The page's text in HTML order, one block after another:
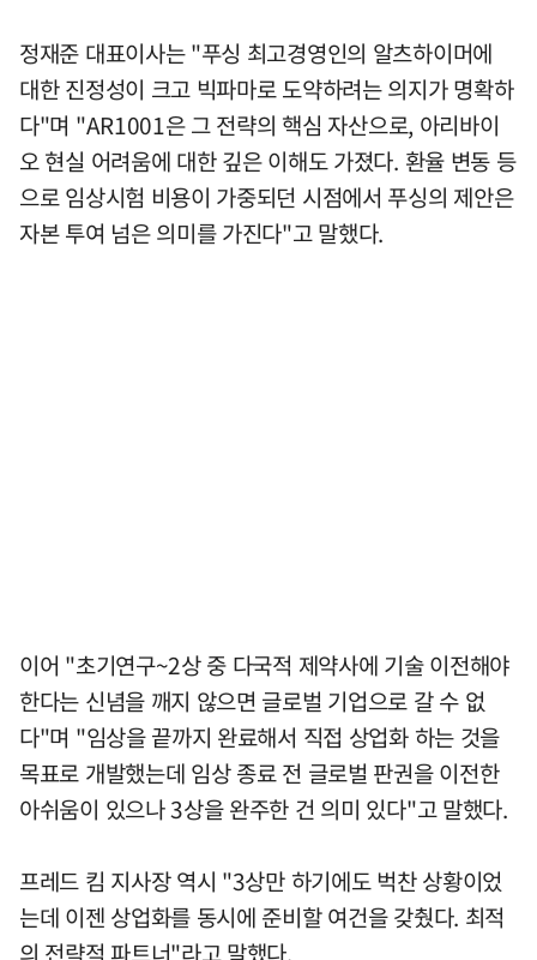
정재준 대표이사는 "푸싱 최고경영인의 알츠하이머에
대한 진정성이 크고 빅파마로 도약하려는 의지가 명확하
다"며 "AR1001은 그 전략의 핵심 자산으로, 아리바이
오 현실 어려움에 대한 깊은 이해도 가졌다. 환율 변동 등
으로 임상시험 비용이 가중되던 시점에서 푸싱의 제안은
자본 투여 넘은 의미를 가진다"고 말했다.
이어 "초기연구~2상 중 다국적 제약사에 기술 이전해야
한다는 신념을 깨지 않으면 글로벌 기업으로 갈 수 없
다"며 "임상을 끝까지 완료해서 직접 상업화 하는 것을
목표로 개발했는데 임상 종료 전 글로벌 판권을 이전한
아쉬움이 있으나 3상을 완주한 건 의미 있다"고 말했다.
프레드 킴 지사장 역시 "3상만 하기에도 벅찬 상황이었
는데 이젠 상업화를 동시에 준비할 여건을 갖췄다. 최적
의 전략적 파트너"라고 말했다.